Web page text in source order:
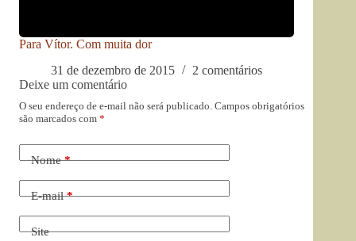
Para Vítor. Com muita dor
31 de dezembro de 2015
2 comentários
Deixe um comentário
O seu endereço de e-mail não será publicado. Campos obrigatórios
são marcados com *
Nome*
E-mail*
Site